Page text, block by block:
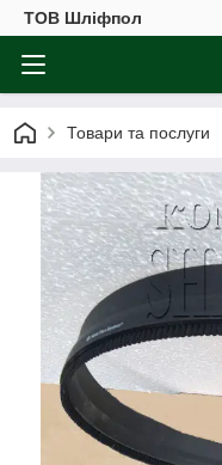
ТОВ Шліфпол
Товари та послуги